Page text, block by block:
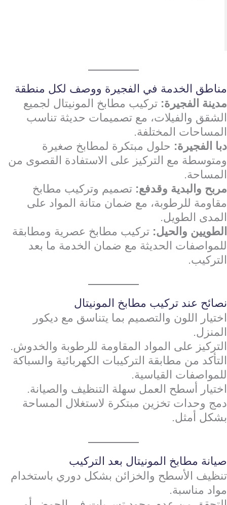
مناطق الخدمة في الفجيرة ووصف لكل منطقة
مدينة الفجيرة: تركيب مطابخ المونيتال لجميع
الشقق والفيلات، مع تصميمات حديثة تناسب
المساحات المختلفة.
دبا الفجيرة: حلول مبتكرة لمطابخ صغيرة
ومتوسطة مع التركيز على الاستفادة القصوى من
المساحة.
مربح والبدية وقدفع: تصميم وتركيب مطابخ
مقاومة للرطوبة، مع ضمان متانة المواد على
المدى الطويل.
الطويين والحيل: تركيب مطابخ عصرية ومطابقة
للمواصفات الحديثة مع ضمان الخدمة ما بعد
التركيب.
نصائح عند تركيب مطابخ المونيتال
اختيار اللون والتصميم بما يتناسق مع ديكور
المنزل.
التركيز على المواد المقاومة للرطوبة والخدوش.
التأكد من مطابقة التركيبات الكهربائية والسباكة
للمواصفات القياسية.
اختيار أسطح العمل سهلة التنظيف والصيانة.
دمج وحدات تخزين مبتكرة لاستغلال المساحة
بشكل أمثل.
صيانة مطابخ المونيتال بعد التركيب
تنظيف الأسطح والخزائن بشكل دوري باستخدام
مواد مناسبة.